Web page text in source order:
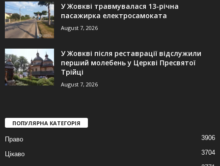
У Жовкві травмувалася 13-річна
пасажирка електросамоката
August 7, 2026
У Жовкві після реставрації відслужили
перший молебень у Церкві Пресвятої
Трійці
August 7, 2026
ПОПУЛЯРНА КАТЕГОРІЯ
Право 3906
Цікаво 3704